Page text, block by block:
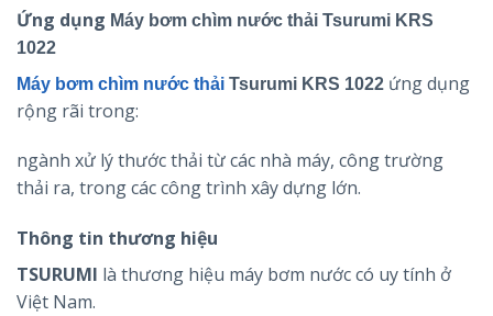
Ứng dụng Máy bơm chìm nước thải Tsurumi KRS
1022
Máy bơm chìm nước thải Tsurumi KRS 1022 ứng dụng
rộng rãi trong:
ngành xử lý thước thải từ các nhà máy, công trường
thải ra, trong các công trình xây dựng lớn.
Thông tin thương hiệu
TSURUMI là thương hiệu máy bơm nước có uy tính ở
Việt Nam.